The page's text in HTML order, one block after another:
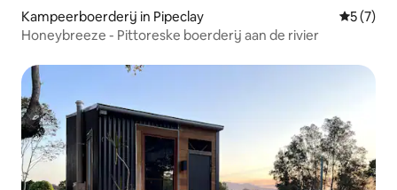
Kampeerboerderij in Pipeclay
5 (7)
Honeybreeze - Pittoreske boerderij aan de rivier